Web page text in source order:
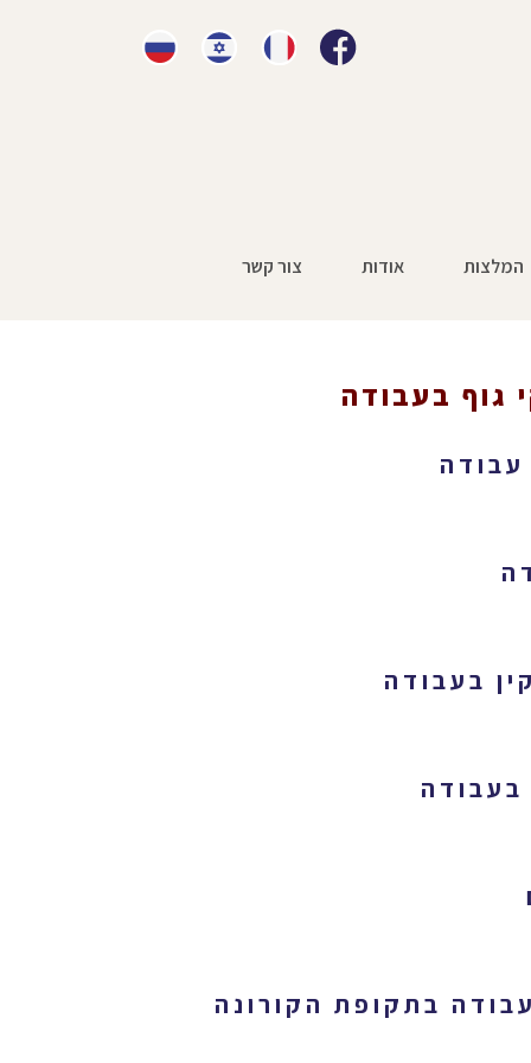
המלצות אודות צור קשר
גוף בעבודה
עבודה
בעבודה
בתקופת הקורונה